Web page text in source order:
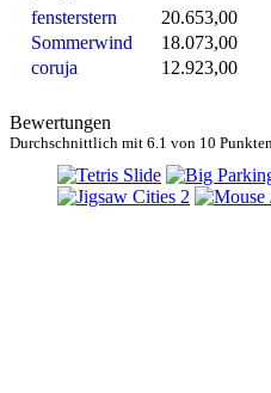
fensterstern
20.653,00
Sommerwind
18.073,00
coruja
12.923,00
Bewertungen
Durchschnittlich mit 6.1 von 10